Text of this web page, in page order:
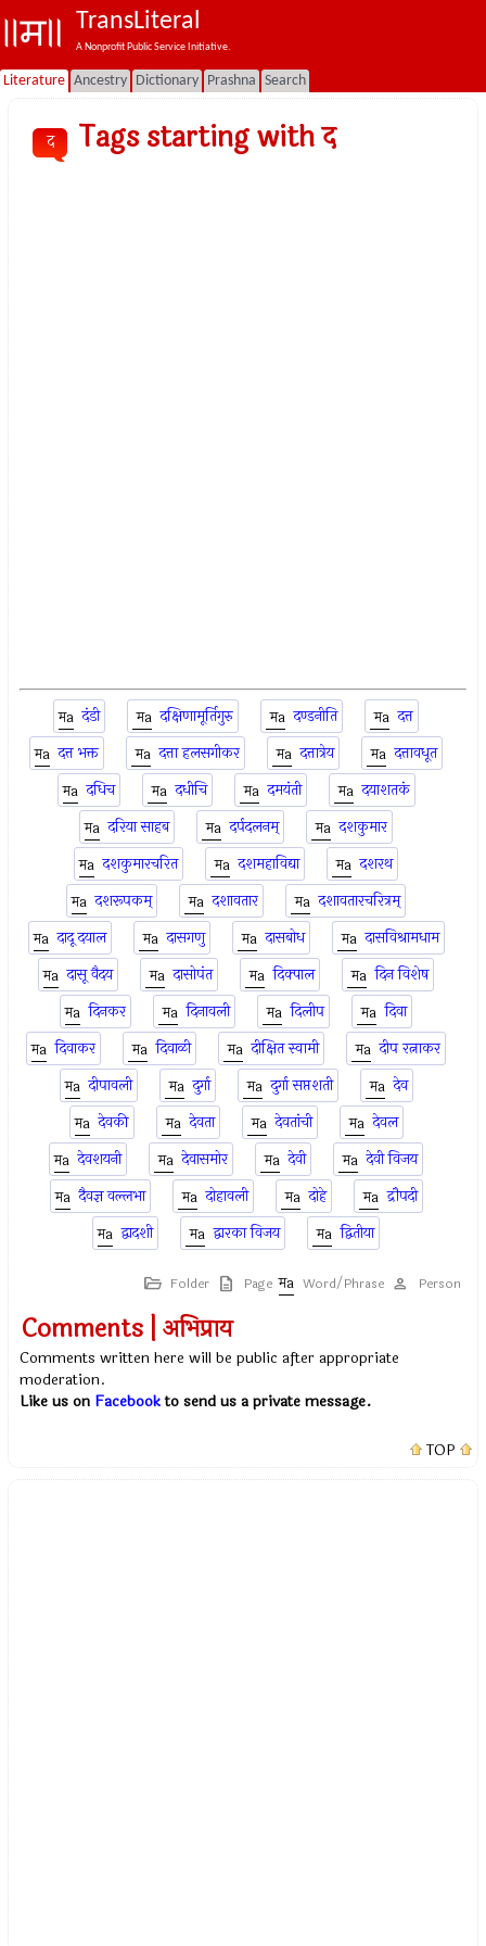
TransLiteral
A Nonprofit Public Service Initiative.
Literature Ancestry Dictionary Prashna Search
द Tags starting with द
दंडी दक्षिणामूर्तिगुरु दण्डनीति
दत्त
दत्त भक्त
दत्ता हलसगीकर दत्तात्रेय
दत्तावधूत
दधिच
दधीचि दमयंती
दयाशतकं
दरिया साहब
दर्पदलनम्
दशकुमार
दशकुमारचरित
दशमहाविद्या
दशरथ
दशरूपकम्
दशावतार
दशावतारचरित्रम्
दादू दयाल
दासगणु दासबोध
दासविश्रामधाम
दासू वैदय
दासोपंत दिक्पाल
दिन विशेष
दिनकर
दिनावली दिलीप
दिवा
दिवाकर
दिवाळी दीक्षित स्वामी
दीप रत्नाकर
दीपावली
दुर्गा दुर्गा सप्तशती
देव
देवकी
देवता देवतांची
देवल
देवशयनी
देवासमोर देवी
देवी विजय
दैवज्ञ वल्लभा
दोहावली दोहे
द्रौपदी
द्वादशी
द्वारका विजय द्वितीया
Folder Page Word/Phrase Person
Comments | अभिप्राय
Comments written here will be public after appropriate
moderation.
Like us on Facebookto send us a private message.
TOP